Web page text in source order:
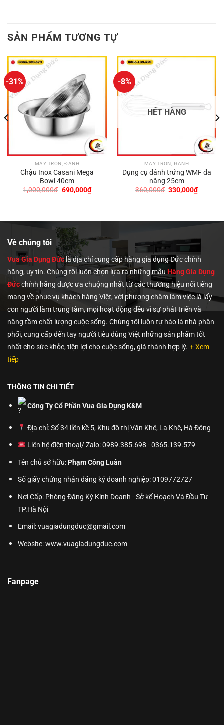
SẢN PHẨM TƯƠNG TỰ
-31%
MÁY TRỘN, ĐÁNH
Chậu Inox Casani Mega
Bowl 40cm
1,000,000₫ Giá
690,000₫Giá
hiện
-8%
HẾT HÀNG
MÁY TRỘN, ĐÁNH
Dụng cụ đánh trứng WMF đa
năng 25cm
360,000₫ Giá
330,000₫Giá
hiện
Về chúng tôi
Vua Gia Dụng Đứclà địa chỉ cung cấp hàng gia dụng Đức chính
hãng, uy tín. Chúng tôiluôn chọn lựa ra những mẫu Hàng Gia Dụng
Đứcchính hãng được ưa chuộng nhất từ các thương hiệu nổi tiếng
mang về phục vụ khách hàng Việt, với phương châm làm việc là lấy
con người làm trung tâm, mọi hoạt động đều vì sự phát triển và
nâng tầm chất lượng cuộc sống. Chúng tôi luôn tự hào là nhà phân
phối, cung cấp đến tay người tiêu dùng Việt những sản phẩm tốt
nhất cho sức khỏe, tiện lợi cho cuộc sống, giá thành hợp lý. + Xem
tiếp
THÔNG TIN CHI TIẾT
Công Ty Cổ Phần Vua Gia Dụng K&M
Địa chỉ: Số 34 liền kề 5, Khu đô thị Văn Khê, La Khê, Hà Đông
Liên hệ điện thoại/ Zalo: 0989.385.698 - 0365.139.579
Tên chủ sở hữu:Phạm Công Luân
Số giấy chứng nhận đăng ký doanh nghiệp: 0109772727
Nơi Cấp: Phòng Đăng Ký Kinh Doanh - Sở kế Hoạch Và Đầu Tư
TP.Hà Nội
Email: vuagiadungduc@gmail.com
Website:www.vuagiadungduc.com
Fanpage